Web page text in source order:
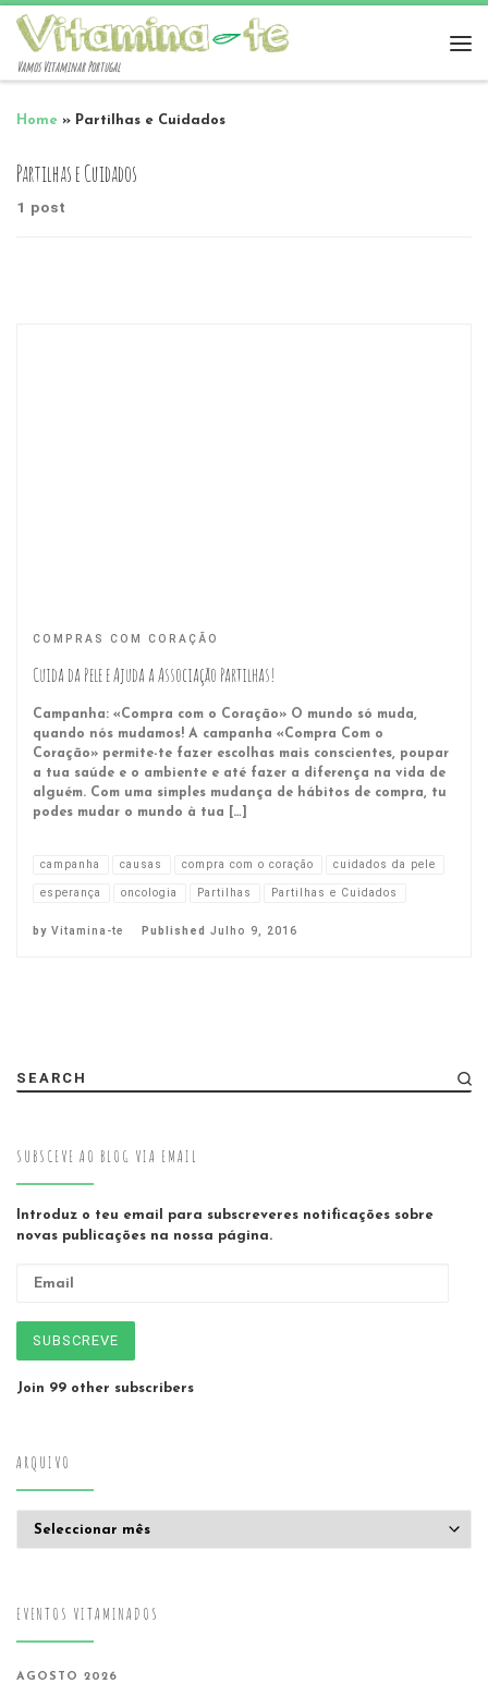
Vamos Vitaminar Portugal
Home » Partilhas e Cuidados
Partilhas e Cuidados
1 post
COMPRAS COM CORAÇÃO
Cuida da Pele e Ajuda a Associação Partilhas!
Campanha: «Compra com o Coração» O mundo só muda,
quando nós mudamos! A campanha «Compra Com o
Coração» permite-te fazer escolhas mais conscientes, poupar
a tua saúde e o ambiente e até fazer a diferença na vida de
alguém. Com uma simples mudança de hábitos de compra, tu
podes mudar o mundo à tua […]
campanha causas compra com o coração
cuidados da pele
esperança
oncologia Partilhas Partilhas e Cuidados
by Vitamina-te Published Julho 9, 2016
SEARCH
SUBSCEVE AO BLOG VIA EMAIL
Introduz o teu email para subscreveres notificações sobre
novas publicações na nossa página.
SUBSCREVE
Join 99 other subscribers
ARQUIVO
EVENTOS VITAMINADOS
AGOSTO 2026